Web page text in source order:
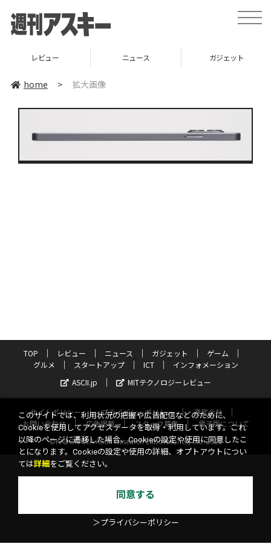
toggle
レビュー ニュース ガジェット
home > 拡大画像
TOP レビュー ニュース ガジェット
ゲーム
グルメ
スタートアップ ICT
インフォメーション
ASCII.jp
MITテクノロジーレビュー
サイトポリシー プライバシーポリシー
運営会社
お問い合わせ
広告掲載 スタッフ募集
電子版について
©KADOKAWA ASCII Research Laboratories, Inc. 2026
このサイトでは、利用状況の把握や広告配信などのために、
Cookieを使用してアクセスデータを取得・利用しています。これ
以降のページに遷移した場合、Cookieの設定や使用に同意したこ
とになります。Cookieの設定や使用の詳細、オプトアウトについ
ては詳細 をご覧ください。
同意する
＞プライバシーポリシー